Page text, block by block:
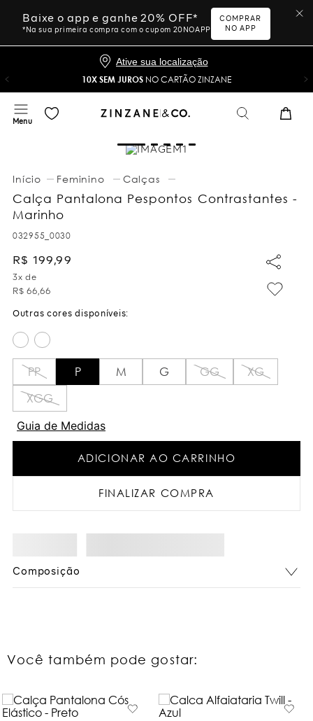
Baixe o app e ganhe 20% OFF*
*Na sua primeira compra com o cupom 20NOAPP
COMPRAR
NO APP
Ative sua localização
10X SEM JUROS NO CARTÃO ZINZANE
Feminino Calças
Calça Pantalona Pespontos Contrastantes -
Marinho
032955_0030
R$ 199,99
3x de
R$ 66,66
PP P M G GG
XG
XGG
Guia de Medidas
ADICIONAR AO CARRINHO
FINALIZAR COMPRA
Composição
Você também pode gostar: